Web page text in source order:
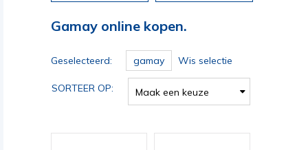
Gamay online kopen.
Geselecteerd: gamay Wis selectie
SORTEER OP: Maak een keuze